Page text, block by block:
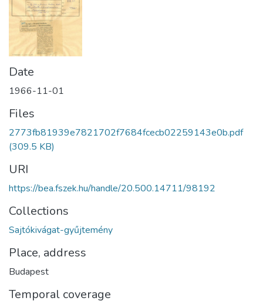
Date
1966-11-01
Files
2773fb81939e7821702f7684fcecb02259143e0b.pdf
(309.5 KB)
URI
https://bea.fszek.hu/handle/20.500.14711/98192
Collections
Sajtókivágat-gyűjtemény
Place, address
Budapest
Temporal coverage